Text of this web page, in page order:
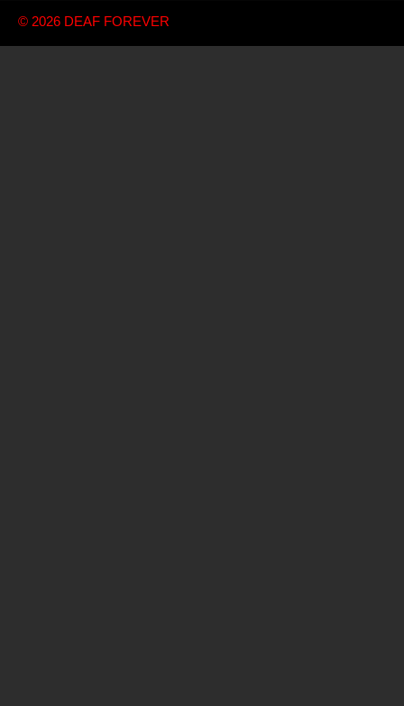
© 2026 DEAF FOREVER